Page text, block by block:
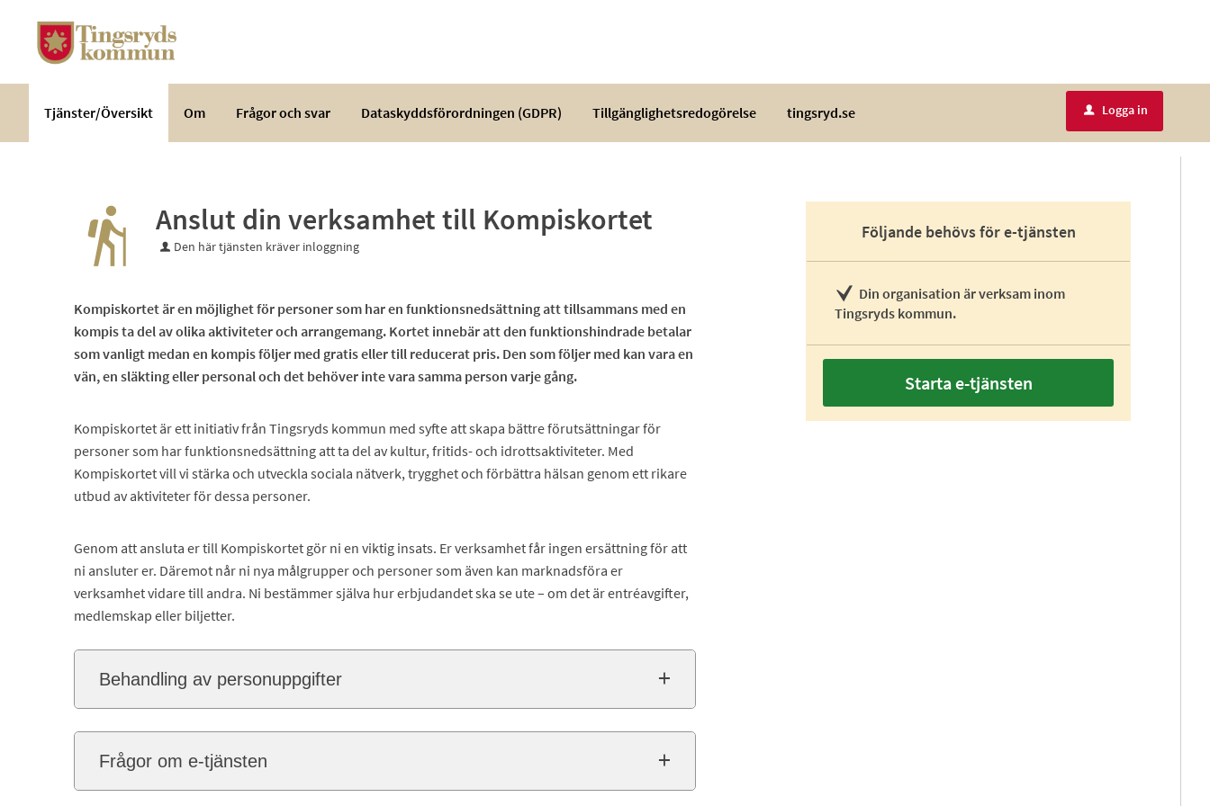
tjänster
Tingsryds
Tjänster/Översikt Om Frågor och svar Dataskyddsförordningen (GDPR) Tillgänglighetsredogörelse tingsryd.se u Logga in
Anslut din verksamhet till Kompiskortet
Den här tjänsten kräver inloggning
Kompiskortet är en möjlighet för personer som har en funktionsnedsättning att tillsammans med en
kompis ta del av olika aktiviteter och arrangemang. Kortet innebär att den funktionshindrade betalar
som vanligt medan en kompis följer med gratis eller till reducerat pris. Den som följer med kan vara en
vän, en släkting eller personal och det behöver inte vara samma person varje gång.
Kompiskortet är ett initiativ från Tingsryds kommun med syfte att skapa bättre förutsättningar för
personer som har funktionsnedsättning att ta del av kultur, fritids- och idrottsaktiviteter. Med
Kompiskortet vill vi stärka och utveckla sociala nätverk, trygghet och förbättra hälsan genom ett rikare
utbud av aktiviteter för dessa personer.
Genom att ansluta er till Kompiskortet gör ni en viktig insats. Er verksamhet får ingen ersättning för att
ni ansluter er. Däremot når ni nya målgrupper och personer som även kan marknadsföra er
verksamhet vidare till andra. Ni bestämmer själva hur erbjudandet ska se ute – om det är entréavgifter,
medlemskap eller biljetter.
Behandling av personuppgifter
Frågor om e-tjänsten
Följande behövs för e-tjänsten
Din organisation är verksam inom
Tingsryds kommun.
Starta e-tjänsten